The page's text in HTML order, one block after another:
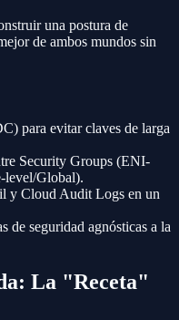
una postura de
de ambos mundos sin
para evitar claves de larga
Security Groups (ENI-
level/Global).
y Cloud Audit Logs en un
de seguridad agnósticas a la
La "Receta"